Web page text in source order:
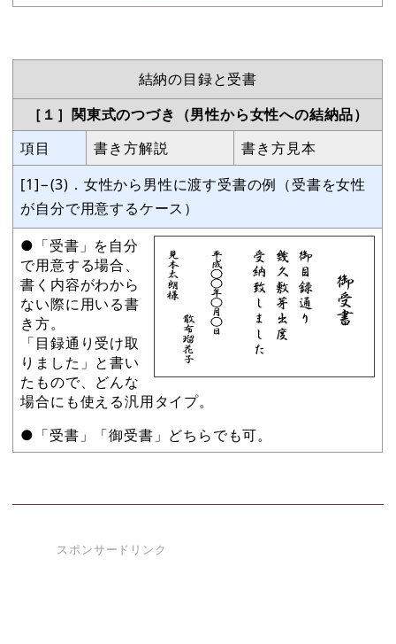
結納の目録と受書
［１］関東式のつづき（男性から女性への結納品）
項目
書き方解説
書き方見本
[1]−(3)．女性から男性に渡す受書の例（受書を女性
が自分で用意するケース）
●「受書」を自分
で用意する場合、
書く内容がわから
ない際に用いる書
き方。
「目録通り受け取
りました」と書い
たもので、どんな
場合にも使える汎用タイプ。
●「受書」「御受書」どちらでも可。
スポンサードリンク